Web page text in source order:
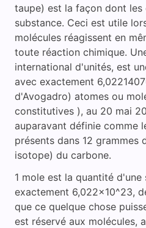
taupe) est la façon dont
substance. Ceci est utile
molécules réagissent en
toute réaction chimique.
international d'unités, est
avec exactement
d'Avogadro) atomes ou
constitutives ), au 20 mai
auparavant définie comme
présents dans 12 grammes
isotope) du carbone.
1 mole est la quantité
exactement 6,022x10^23,
que ce quelque chose
est réservé aux molécules,